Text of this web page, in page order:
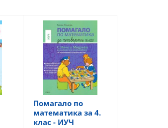
Помагало по
математика за 4.
клас - ИУЧ